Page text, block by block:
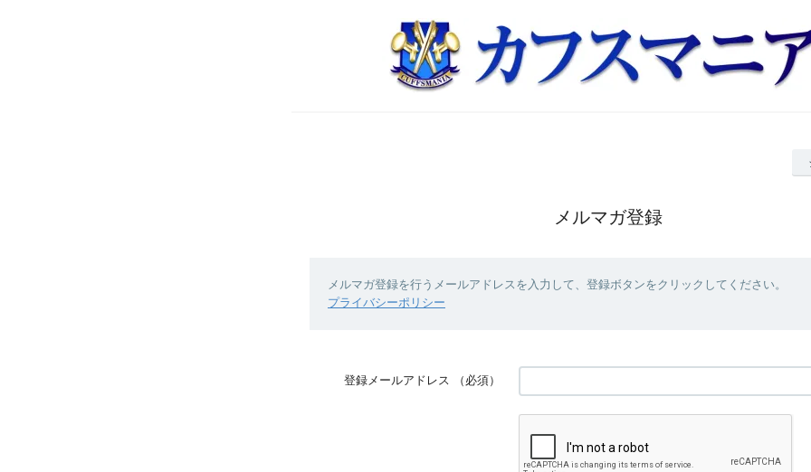
メルマガ登録
メルマガ登録を行うメールアドレスを入力して、登録ボタンをクリックしてください。
プライバシーポリシー
登録メールアドレス （必須）